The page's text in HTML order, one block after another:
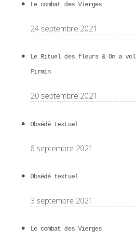
Le combat des Vierges
24 septembre 2021
Le Rituel des fleurs & On a
Firmin
20 septembre 2021
Obsédé textuel
6 septembre 2021
Obsédé textuel
3 septembre 2021
Le combat des Vierges